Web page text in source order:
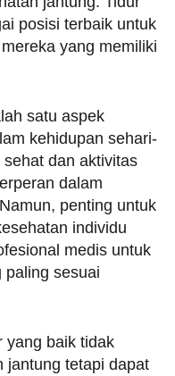
posisi terbaik untuk
yang memiliki
satu aspek
kehidupan sehari-
dan aktivitas
dalam
penting untuk
individu
medis untuk
paling sesuai
yang baik tidak
jantung tetapi dapat